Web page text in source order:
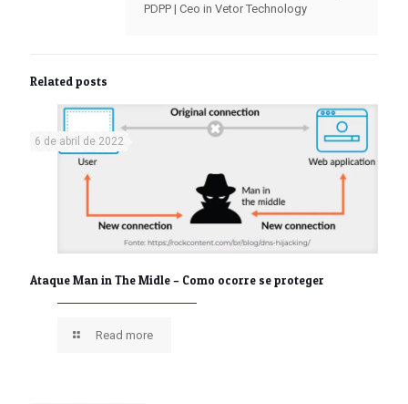
PDPP | Ceo in Vetor Technology
Related posts
6 de abril de 2022
Ataque Man in The Midle – Como ocorre se proteger
Read more